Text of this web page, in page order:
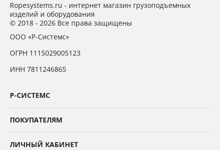
Ropesystems.ru - интернет магазин грузоподъемных
изделий и оборудования
© 2018 - 2026 Все права защищены
ООО «Р-Системс»
ОГРН 1115029005123
ИНН 7811246865
Р-СИСТЕМС
ПОКУПАТЕЛЯМ
ЛИЧНЫЙ КАБИНЕТ